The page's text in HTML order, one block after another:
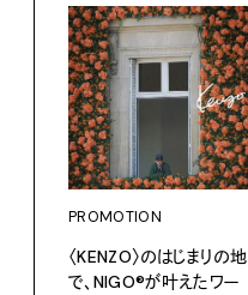
PROMOTION
〈KENZO〉のはじまりの地
で、NIGO®が叶えたワー